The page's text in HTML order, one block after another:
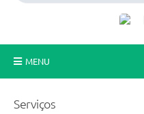
MENU
Serviços